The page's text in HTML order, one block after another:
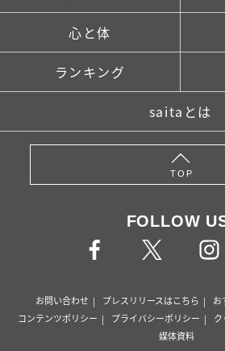
心と体
ランキング
saitaとは
TOP
FOLLOW
お問い合わせ プレスリリースはこちら お
コンテンツポリシー
プライバシーポリシー
媒体資料